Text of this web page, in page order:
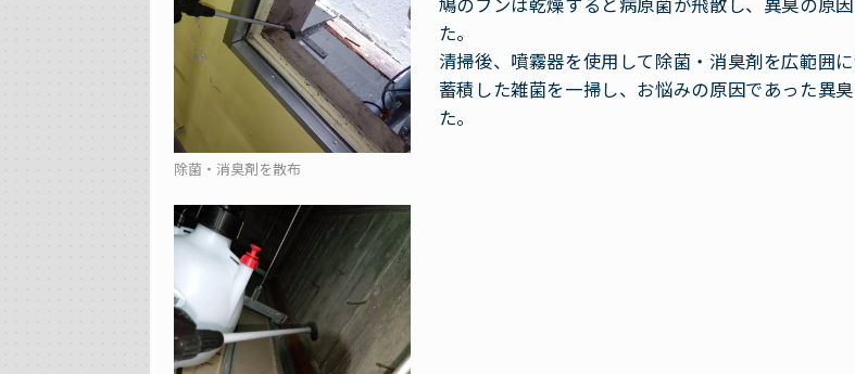
除菌・消臭剤を散布
た。
清掃後、噴霧器を使用して除菌・消臭剤を広範囲に
蓄積した雑菌を一掃し、お悩みの原因であった異
た。